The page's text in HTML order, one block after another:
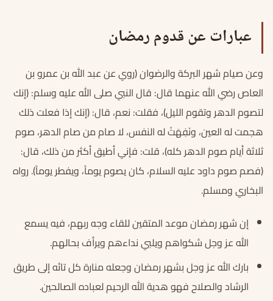
عبارات عن قدوم رمضان
وعن صيام شهر البركة والرضوان (روي عن عبد الله بن عمرو بن
العاص رضي الله عنهما قال: قال النبي صلى الله عليه وسلم: (إنك
لتصوم الدهر وتقوم الليل)، فقلت: نعم، قال: (إنك إذا فعلت ذلك
هجمت له العين، ونَفِهَتْ له النفس، لا صام من صام الدهر، صوم
ثلاثة أيام صوم الدهر كله)، قلت: فإني أطيق أكثر من ذلك، قال:
(فصم صوم داود عليه السلام، كان يصوم يوماً، ويفطر يوماً). رواه
البخاري ومسلم.
إن شهر رمضان موعد المتقين للقاء وجه ربهم، فيه يسمع
الله عز وجل شكواهم ويلبي نداءهم ويرأف بحالهم.
بارك الله عز وجل بشهر رمضان وجعله منارة كل تائه إلى طريق
الرشاد والصلاح فهو هدية الله الرحيم لعباده الصالحين.